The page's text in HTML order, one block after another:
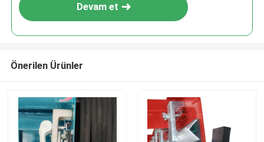
Devam et
Önerilen Ürünler